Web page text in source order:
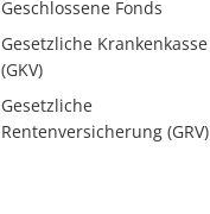
Geschlossene Fonds
Gesetzliche Krankenkasse
(GKV)
Gesetzliche
Rentenversicherung (GRV)